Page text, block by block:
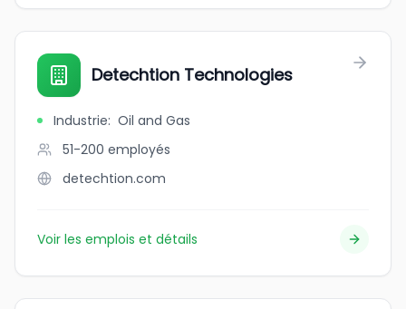
Detechtion Technologies
Industrie: Oil and Gas
51-200 employés
detechtion.com
Voir les emplois et détails